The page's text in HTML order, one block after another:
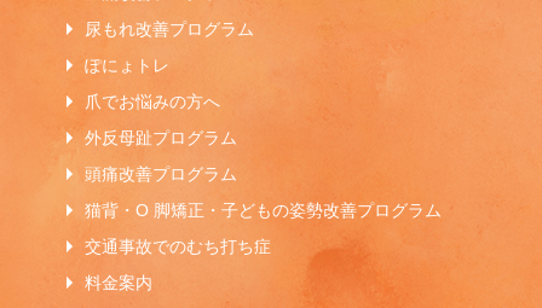
尿もれ改善プログラム
ぽにょトレ
爪でお悩みの方へ
外反母趾プログラム
頭痛改善プログラム
猫背・O 脚矯正・子どもの姿勢改善プログラム
交通事故でのむち打ち症
料金案内